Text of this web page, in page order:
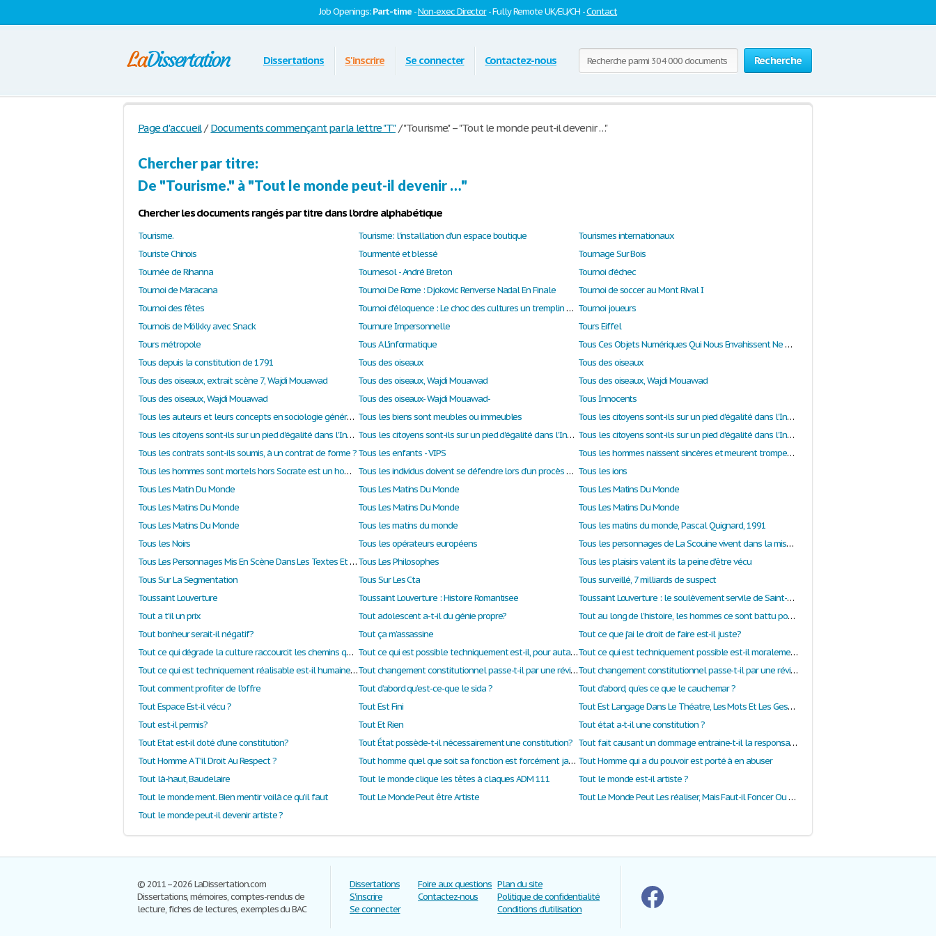
Job Openings:Part-time -Non-exec Director- Fully Remote UK/EU/CH -Contact
Recherche
Dissertations S'inscrire Se connecter Contactez-nous
Page d'accueil / Documents commençant par la lettre "T" /"Tourisme." – "Tout le monde peut-il devenir …"
Chercher par titre:
De "Tourisme." à "Tout le monde peut-il devenir …"
Chercher les documents rangés par titre dans l'ordre alphabétique
Tourisme. Tourisme: l'installation d'un espace boutique
Tourismes internationaux
Touriste Chinois
Tourmenté et blessé
Tournage Sur Bois
Tournée de Rihanna
Tournesol - André Breton
Tournoi d'échec
Tournoi de Maracana
Tournoi De Rome : Djokovic Renverse Nadal En Finale
Tournoi de soccer au Mont Rival I
Tournoi des fêtes
Tournoi d’éloquence : Le choc des cultures un tremplin pour l'avenir Tournoi joueurs
Tournois de Mölkky avec Snack
Tournure Impersonnelle
Tours Eiffel
Tours métropole
Tous A L'informatique
Tous Ces Objets Numériques Qui Nous Envahissent Ne Modifient- Ils Pas Notre Vision Du Monde ?
Tous depuis la constitution de 1791
Tous des oiseaux
Tous des oiseaux
Tous des oiseaux, extrait scène 7, Wajdi Mouawad
Tous des oiseaux, Wajdi Mouawad
Tous des oiseaux, Wajdi Mouawad
Tous des oiseaux, Wajdi Mouawad
Tous des oiseaux- Wajdi Mouawad-
Tous Innocents
Tous les auteurs et leurs concepts en sociologie générale Tous les biens sont meubles ou immeubles
Tous les citoyens sont-ils sur un pied d'égalité dans l'Inde moderne? (document en anglais)
Tous les citoyens sont-ils sur un pied d'égalité dans l'Inde moderne? (document en anglais)
Tous les citoyens sont-ils sur un pied d'égalité dans l'Inde moderne? (document en anglais)
Tous les citoyens sont-ils sur un pied d'égalité dans l'Inde moderne?(document en anglais)
Tous les contrats sont-ils soumis, à un contrat de forme ?Tous les enfants - VIPS
Tous les hommes naissent sincères et meurent trompeurs
Tous les hommes sont mortels hors Socrate est un homme donc Socrate est mortel
Tous les individus doivent se défendre lors d’un procès en faisant valoir leurs arguments devant un juge . Est-ce un principe applicable à tous les procès en France ou seulement quelques-uns? Tous les ions
Tous Les Matin Du Monde
Tous Les Matins Du Monde
Tous Les Matins Du Monde
Tous Les Matins Du Monde
Tous Les Matins Du Monde
Tous Les Matins Du Monde
Tous Les Matins Du Monde
Tous les matins du monde
Tous les matins du monde, Pascal Quignard, 1991
Tous les Noirs
Tous les opérateurs européens
Tous les personnages de La Scouine vivent dans la misère. Est-ce la faute de la nature ou d’eux-mêmes ?
Tous Les Personnages Mis En Scène Dans Les Textes Et Dans L'extrait De Film Vous Semblent-ils Pouvoir être définis Comme Des héros ?Tous Les Philosophes
Tous les plaisirs valent ils la peine d'être vécu
Tous Sur La Segmentation
Tous Sur Les Cta
Tous surveillé, 7 milliards de suspect
Toussaint Louverture
Toussaint Louverture : Histoire Romantisee
Toussaint Louverture : le soulèvement servile de Saint-Domingue
Tout a t'il un prix
Tout adolescent a-t-il du génie propre?
Tout au long de l’histoire, les hommes ce sont battu pour avoir leur liberté alors pourquoi y renoncer quand nous l’atteignons ?
Tout bonheur serait-il négatif?
Tout ça m’assassine
Tout ce que j'ai le droit de faire est-il juste?
Tout ce qui dégrade la culture raccourcit les chemins qui mènent à la servitude.
Tout ce qui est possible techniquement est-il, pour autant, légitime?
Tout ce qui est techniquement possible est-il moralement souhaitable ?
Tout ce qui est techniquement réalisable est-il humainement souhaitable?
Tout changement constitutionnel passe-t-il par une révision de la Constitution ?
Tout changement constitutionnel passe-t-il par une révision de la Constitution ?
Tout comment profiter de l’offre
Tout d’abord qu’est-ce-que le sida ?
Tout d’abord, qu’es ce que le cauchemar ?
Tout Espace Est-il vécu ?
Tout Est Fini
Tout Est Langage Dans Le Théatre, Les Mots Et Les Gestes, Les Objets. Il N'y A Pas Que La Parole. Ionesco
Tout est-il permis?
Tout Et Rien
Tout état a-t-il une constitution ?
Tout Etat est-il doté d'une constitution?
Tout État possède-t-il nécessairement une constitution?
Tout fait causant un dommage entraine-t-il la responsabilité de son auteur ?
Tout Homme A T'il Droit Au Respect ?
Tout homme quel que soit sa fonction est forcément jaloux de sa liberté mais qu’est-ce que la liberté ? Tout Homme qui a du pouvoir est porté à en abuser
Tout là-haut, Baudelaire
Tout le monde clique les têtes à claques ADM 111
Tout le monde est-il artiste ?
Tout le monde ment. Bien mentir voilà ce qu’il faut
Tout Le Monde Peut être Artiste
Tout Le Monde Peut Les réaliser, Mais Faut-il Foncer Ou Au Contraire Avoir Peur De Ses rêves ?
Tout le monde peut-il devenir artiste ?
© 2011–2026 LaDissertation.com
Dissertations, mémoires, comptes-rendus de
lecture, fiches de lectures, exemples du BAC
Dissertations
S'inscrire
Se connecter
Foire aux questions
Contactez-nous
Plan du site
Politique de confidentialité
Conditions d'utilisation